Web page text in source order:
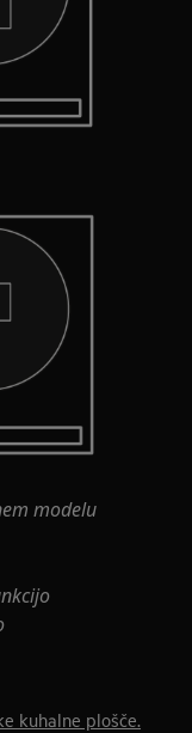
modelu
kuhalne plošče.